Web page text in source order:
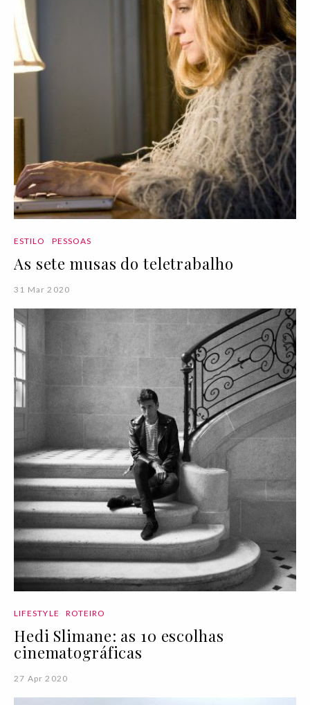
ESTILO PESSOAS
As sete musas do teletrabalho
31 Mar 2020
LIFESTYLE ROTEIRO
Hedi Slimane: as 10 escolhas
cinematográficas
27 Apr 2020